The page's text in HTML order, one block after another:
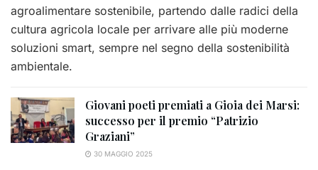
agroalimentare sostenibile, partendo dalle radici della
cultura agricola locale per arrivare alle più moderne
soluzioni smart, sempre nel segno della sostenibilità
ambientale.
Giovani poeti premiati a Gioia dei Marsi:
successo per il premio “Patrizio
Graziani”
30 MAGGIO 2025